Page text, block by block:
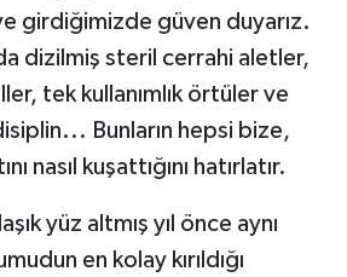
girdiğimizde güven duyarız.
dizilmiş steril cerrahi aletler,
tek kullanımlık örtüler ve
Bunların hepsi bize,
nasıl kuşattığını hatırlatır.
yüz altmış yıl önce aynı
en kolay kırıldığı